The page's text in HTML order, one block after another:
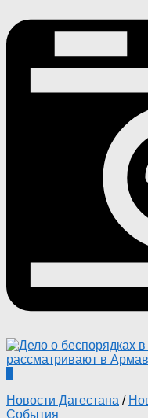
Новости Дагестана /
События